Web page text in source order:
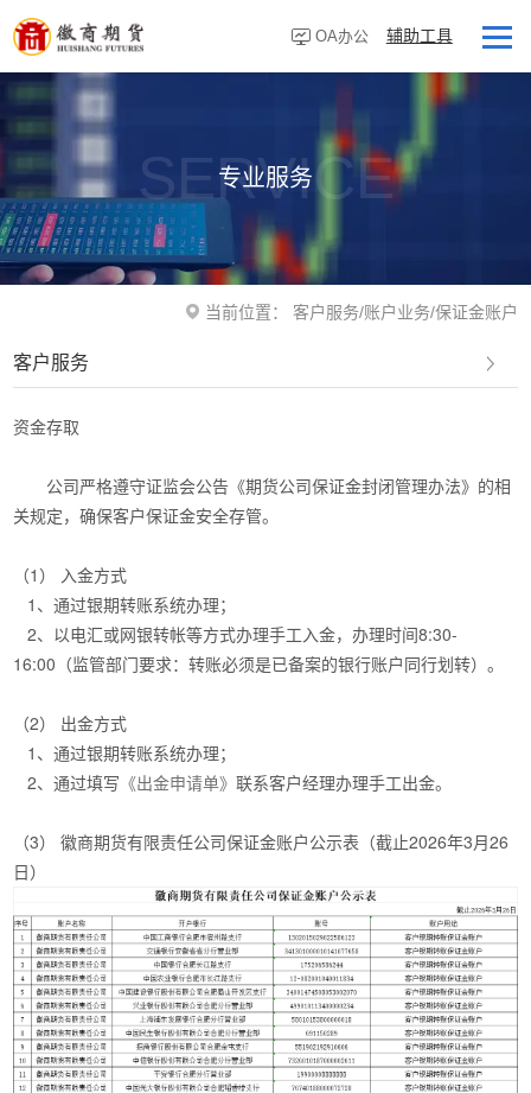
辅助工具
OA办公
走进徽商
客户服务
研究资讯
业务板块
SERVICE
专业服务
当前位置： 客户服务/账户业务/保证金账户
客户服务
资金存取
公司严格遵守证监会公告《期货公司保证金封闭管理办法》的相
关规定，确保客户保证金安全存管。
（1） 入金方式
1、通过银期转账系统办理；
2、以电汇或网银转帐等方式办理手工入金，办理时间8:30-
16:00（监管部门要求：转账必须是已备案的银行账户同行划转）。
（2） 出金方式
1、通过银期转账系统办理；
2、通过填写 《出金申请单》联系客户经理办理手工出金。
（3） 徽商期货有限责任公司保证金账户公示表（截止2026年3月26
日）